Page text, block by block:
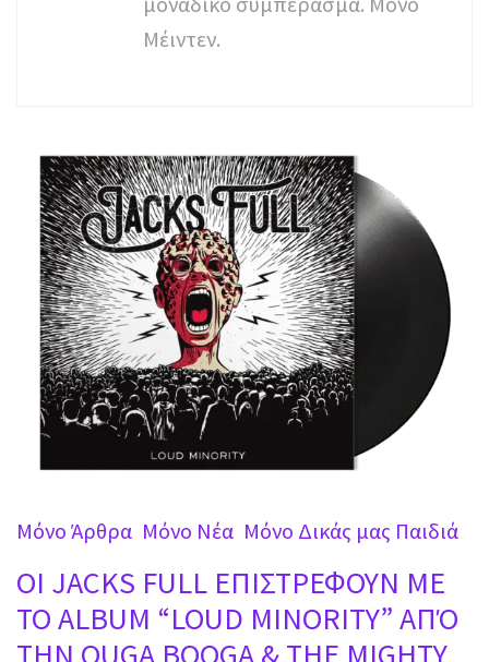
Μέιντεν.
Mόνο Άρθρα Mόνο Νέα Μόνο Δικάς μας Παιδιά
OI JACKS FULL ΕΠΙΣΤΡΕΦΟΥΝ ΜΕ
ΤΟ ALBUM “LOUD MINORITY” ΑΠΌ
ΤΗΝ OUGA BOOGA & THE MIGHTY